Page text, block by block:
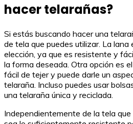
hacer telarañas?
Si estás buscando hacer una
de tela que puedes utilizar. La lana
elección, ya que es resistente y
la forma deseada. Otra opción es
fácil de tejer y puede darle un
telaraña. Incluso puedes usar
una telaraña única y reciclada.
Independientemente de la tela que